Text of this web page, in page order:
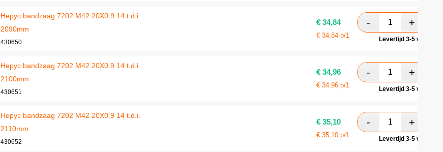
Hepyc bandzaag 7202 M42 20X0.9 14 t.d.i.
2090mm
430650
€ 34,84
€ 34,84 p/1 Levertijd 3-5
Hepyc bandzaag 7202 M42 20X0.9 14 t.d.i.
2100mm
430651
€ 34,96
€ 34,96 p/1 Levertijd 3-5
Hepyc bandzaag 7202 M42 20X0.9 14 t.d.i.
2110mm
430652
€ 35,10
€ 35,10 p/1 Levertijd 3-5